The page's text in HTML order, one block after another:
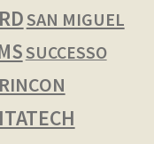
SAN MIGUEL
SUCCESSO